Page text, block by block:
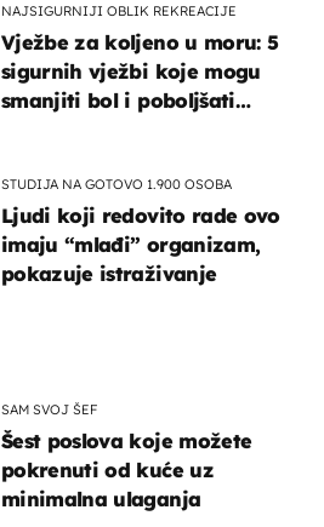
NAJSIGURNIJI OBLIK REKREACIJE
Vježbe za koljeno u moru: 5
sigurnih vježbi koje mogu
smanjiti bol i poboljšati
STUDIJA NA GOTOVO 1.900 OSOBA
Ljudi koji redovito rade ovo
imaju “mlađi” organizam,
pokazuje istraživanje
SAM SVOJ ŠEF
Šest poslova koje možete
pokrenuti od kuće uz
minimalna ulaganja